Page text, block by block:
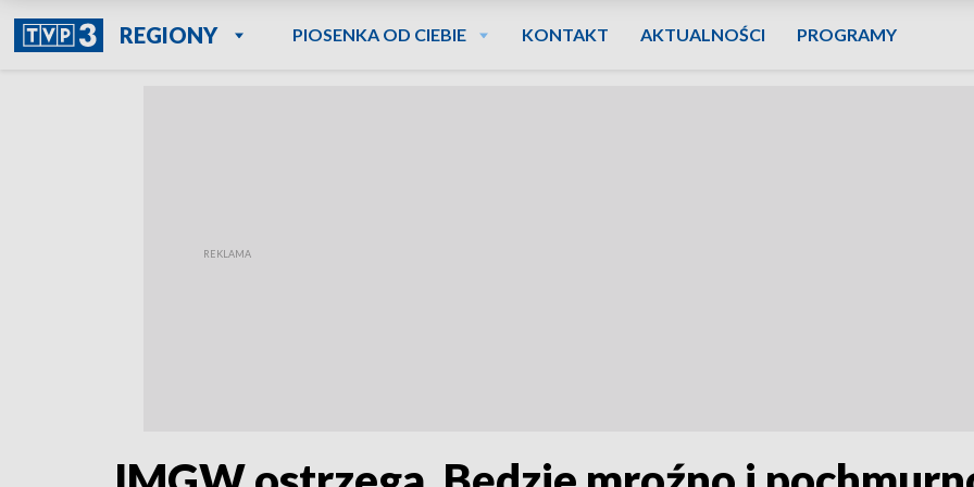
REGIONY PIOSENKA OD CIEBIE KONTAKT AKTUALNOŚCI PROGRAMY